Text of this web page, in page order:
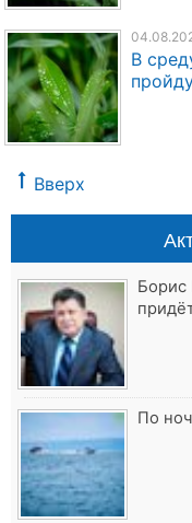
В
Вверх
Борис
По